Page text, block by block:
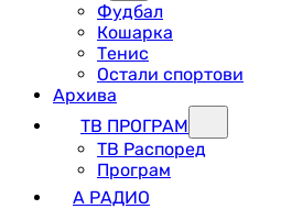
Фудбал
Кошарка
Тенис
Остали спортови
Архива
ТВ ПРОГРАМ
ТВ Распоред
Програм
А РАДИО